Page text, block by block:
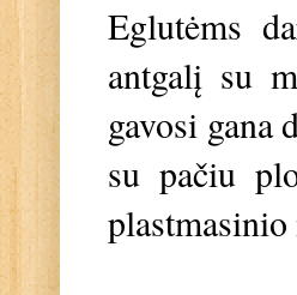
Eglutėms
antgalį su
gavosi gana
su pačiu